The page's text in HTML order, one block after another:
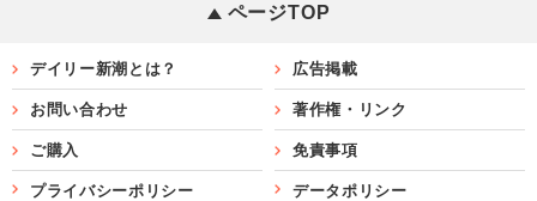
ページTOP
デイリー新潮とは？ 広告掲載
お問い合わせ 著作権・リンク
ご購入 免責事項
プライバシーポリシー データポリシー